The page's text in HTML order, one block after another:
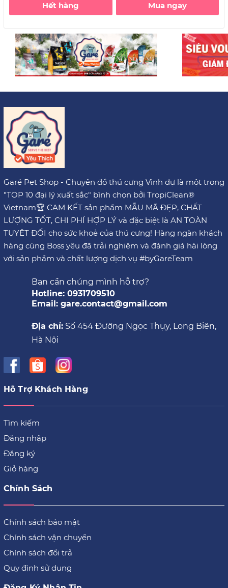
Hết hàng Mua ngay
Garé Pet Shop - Chuyên đồ thú cưng Vinh dự là một trong
"TOP 10 đại lý xuất sắc" bình chọn bởi TropiClean®
Vietnam🏆 CAM KẾT sản phẩm MẪU MÃ ĐẸP, CHẤT
LƯỢNG TỐT, CHI PHÍ HỢP LÝ và đặc biệt là AN TOÀN
TUYỆT ĐỐI cho sức khoẻ của thú cưng! Hàng ngàn khách
hàng cùng Boss yêu đã trải nghiệm và đánh giá hài lòng
với sản phẩm và chất lượng dịch vụ #byGareTeam
Bạn cần chúng mình hỗ trợ?
Hotline: 0931709510
Email: gare.contact@gmail.com
Địa chỉ: Số 454 Đường Ngọc Thụy, Long Biên,
Hà Nội
Hỗ Trợ Khách Hàng
Tìm kiếm
Đăng nhập
Đăng ký
Giỏ hàng
Chính Sách
Chính sách bảo mật
Chính sách vận chuyển
Chính sách đổi trả
Quy định sử dụng